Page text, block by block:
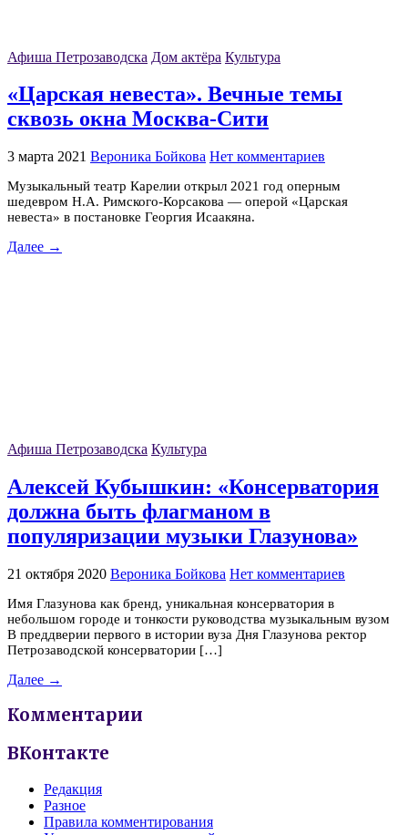
Афиша Петрозаводска Дом актёра Культура
«Царская невеста». Вечные темы
сквозь окна Москва-Сити
3 марта 2021 Вероника Бойкова Нет комментариев
Музыкальный театр Карелии открыл 2021 год оперным
шедевром Н.А. Римского-Корсакова — оперой «Царская
невеста» в постановке Георгия Исаакяна.
Далее →
Афиша Петрозаводска Культура
Алексей Кубышкин: «Консерватория
должна быть флагманом в
популяризации музыки Глазунова»
21 октября 2020 Вероника Бойкова Нет комментариев
Имя Глазунова как бренд, уникальная консерватория в
небольшом городе и тонкости руководства музыкальным вузом
В преддверии первого в истории вуза Дня Глазунова ректор
Петрозаводской консерватории […]
Далее →
Комментарии
ВКонтакте
Редакция
Разное
Правила комментирования